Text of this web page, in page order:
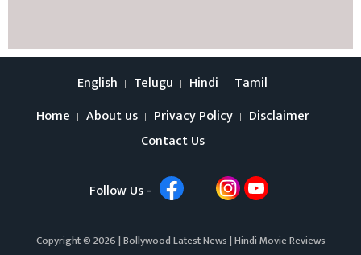
English Telugu Hindi
Tamil
Home
About us Privacy Policy
Disclaimer
Contact Us
Follow Us -
Copyright © 2026 |Bollywood Latest News|Hindi Movie Reviews